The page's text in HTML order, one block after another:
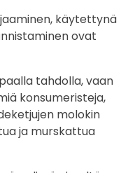
käytettynä
ovat
tahdolla, vaan
konsumeristeja,
molokin
ja murskattua